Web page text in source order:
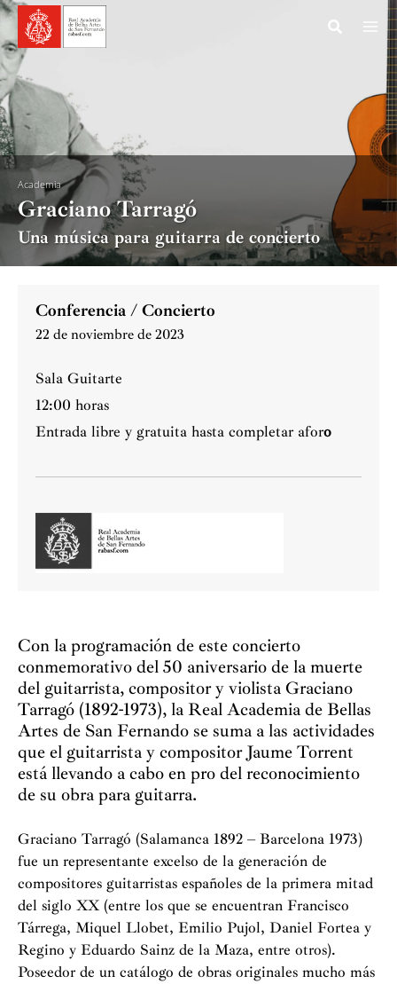
Ir
contenido
Academia
Graciano Tarragó
Una música para guitarra de concierto
Conferencia / Concierto
22 de noviembre de 2023
Sala Guitarte
12:00 horas
Entrada libre y gratuita hasta completar aforo
Con la programación de este concierto
conmemorativo del 50 aniversario de la muerte
del guitarrista, compositor y violista Graciano
Tarragó (1892-1973), la Real Academia de Bellas
Artes de San Fernando se suma a las actividades
que el guitarrista y compositor Jaume Torrent
está llevando a cabo en pro del reconocimiento
de su obra para guitarra.
Graciano Tarragó (Salamanca 1892 – Barcelona 1973)
fue un representante excelso de la generación de
compositores guitarristas españoles de la primera mitad
del siglo XX (entre los que se encuentran Francisco
Tárrega, Miquel Llobet, Emilio Pujol, Daniel Fortea y
Regino y Eduardo Sainz de la Maza, entre otros).
Poseedor de un catálogo de obras originales mucho más